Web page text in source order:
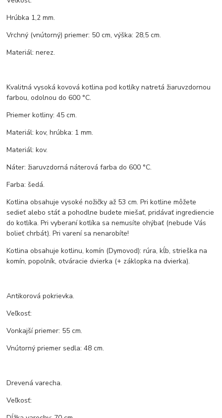
Hrúbka 1,2 mm.
Vrchný (vnútorný) priemer: 50 cm, výška: 28,5 cm.
Materiál: nerez.
Kvalitná vysoká kovová kotlina pod kotlíky natretá žiaruvzdornou
farbou, odolnou do 600 °C.
Priemer kotliny: 45 cm.
Materiál: kov, hrúbka: 1 mm.
Materiál: kov.
Náter: žiaruvzdorná náterová farba do 600 °C.
Farba: šedá.
Kotlina obsahuje vysoké nožičky až 53 cm. Pri kotline môžete
sedieť alebo stáť a pohodlne budete miešať, pridávať ingrediencie
do kotlíka. Pri vyberaní kotlíka sa nemusíte ohýbať (nebude Vás
bolieť chrbát). Pri varení sa nenarobíte!
Kotlina obsahuje kotlinu, komín (Dymovod): rúra, kĺb, strieška na
komín, popolník, otváracie dvierka (+ záklopka na dvierka).
Antikorová pokrievka.
Veľkosť:
Vonkajší priemer: 55 cm.
Vnútorný priemer sedla: 48 cm.
Drevená varecha.
Veľkosť: